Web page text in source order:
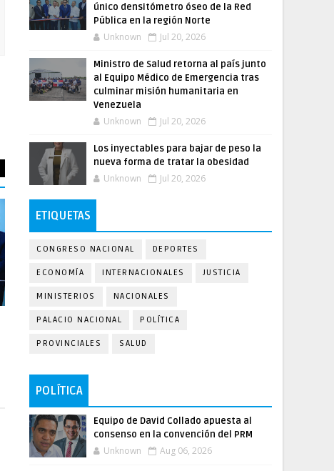
único densitómetro óseo de la Red
Pública en la región Norte
Unknown Jul 20, 2026
Ministro de Salud retorna al país junto
al Equipo Médico de Emergencia tras
culminar misión humanitaria en
Venezuela
Unknown Jul 20, 2026
Los inyectables para bajar de peso la
nueva forma de tratar la obesidad
Unknown Jul 20, 2026
ETIQUETAS
CONGRESO NACIONAL DEPORTES
ECONOMÍA INTERNACIONALES JUSTICIA
MINISTERIOS NACIONALES
PALACIO NACIONAL POLÍTICA
PROVINCIALES SALUD
POLÍTICA
Equipo de David Collado apuesta al
consenso en la convención del PRM
Unknown Aug 06, 2026